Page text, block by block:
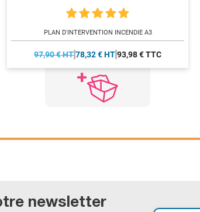
PLAN D'INTERVENTION INCENDIE A3
97,90 € HT78,32 € HT93,98 € TTC
newsletter